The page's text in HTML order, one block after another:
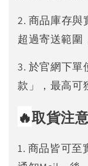
2. 商品庫存
超過寄送範圍
3. 於官網下單
款」，最高可
🔥取貨注
1. 商品皆可至